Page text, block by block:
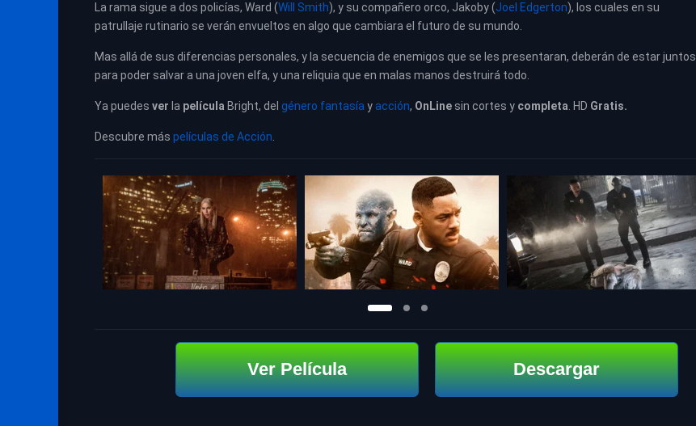
La rama sigue a dos policías, Ward (Will Smith), y su compañero orco, Jakoby (Joel Edgerton), los cuales en su
patrullaje rutinario se verán envueltos en algo que cambiara el futuro de su mundo.
Mas allá de sus diferencias personales, y la secuencia de enemigos que se les presentaran, deberán de estar juntos
para poder salvar a una joven elfa, y una reliquia que en malas manos destruirá todo.
Ya puedes ver la película Bright, del género fantasía yacción, OnLine sin cortes y completa . HD Gratis.
Descubre más películas de Acción
Ver Película Descargar